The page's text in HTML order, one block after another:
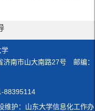
学
南市山大南路27号 邮编：
88395114
护：山东大学信息化工作办